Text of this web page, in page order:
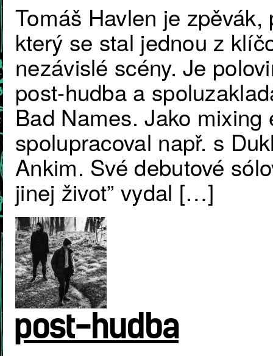
Tomáš Havlen je
který se stal jednou z
nezávislé scény. Je
post-hudba a
Bad Names. Jako
spolupracoval např. s
Ankim. Své debutové
jinej život” vydal […]
post-hudba